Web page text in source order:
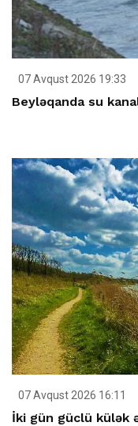
07 Avqust 2026 19:33
Beyləqanda su
07 Avqust 2026 16:11
İki gün güclü külək